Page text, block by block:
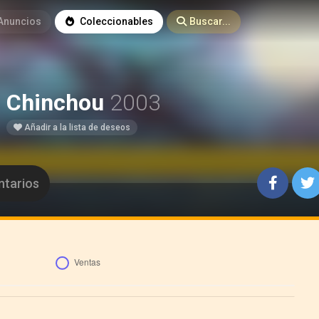
Coleccionables Buscar...
Chinchou 2003
Añadir a la lista de deseos